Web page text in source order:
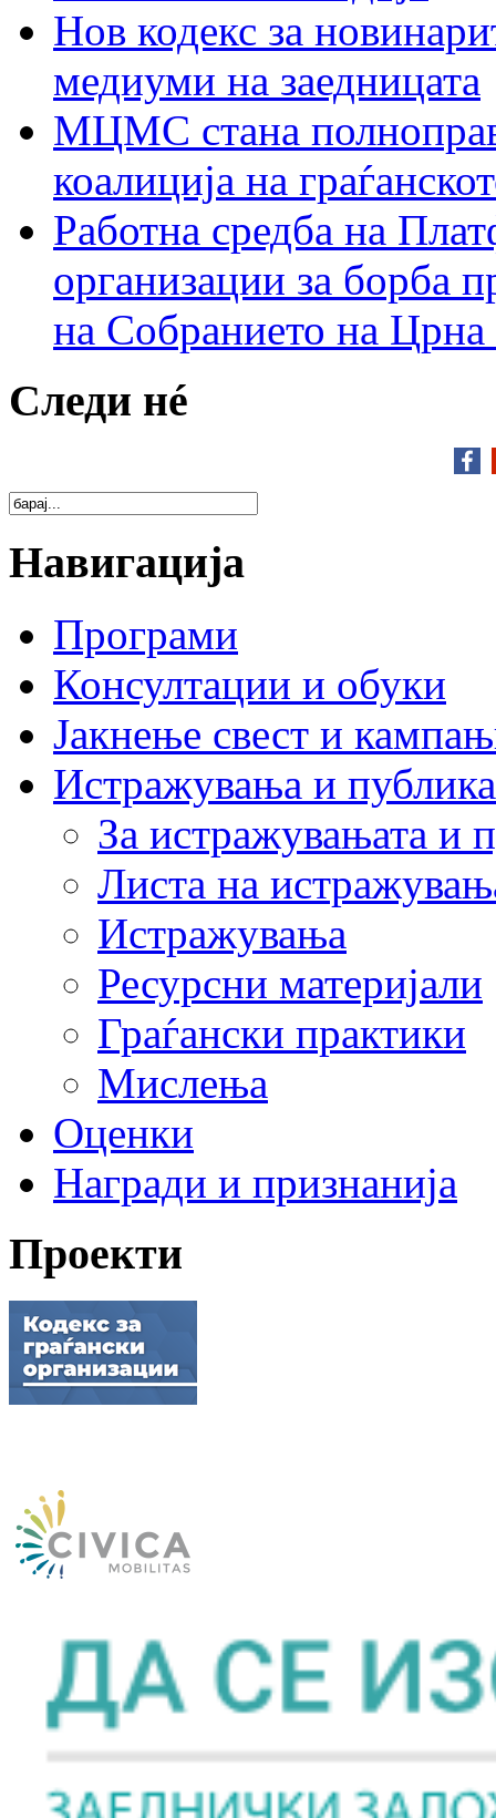
Нов кодекс за
медиуми на заедницата
МЦМС стана
коалиција на
Работна средба на
организации за борба
на Собранието на Црна
Следи нé
Навигација
Програми
Консултации и обуки
Јакнење свест и
Истражувања и
За истражувањата и
Листа на
Истражувања
Ресурсни материјали
Граѓански практики
Мислења
Оценки
Награди и признанија
Проекти